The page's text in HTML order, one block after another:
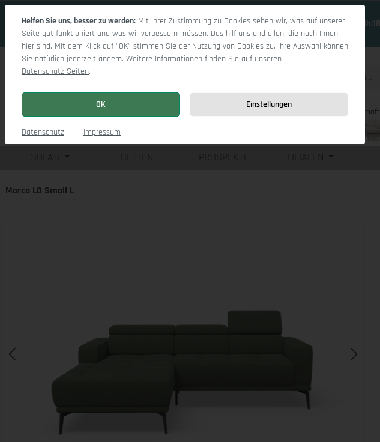
17 Tage 18h:18m:16s
Wohnlandschaft
BETTEN PROSPEKTE FILIALEN
Marco LO Small L
Helfen Sie uns, besser zu werden: Mit Ihrer Zustimmung zu Cookies sehen wir, was auf unserer
Seite gut funktioniert und was wir verbessern müssen. Das hilf uns und allen, die nach Ihnen
hier sind. Mit dem Klick auf "OK" stimmen Sie der Nutzung von Cookies zu. Ihre Auswahl können
Sie natürlich jederzeit ändern. Weitere Informationen finden Sie auf unseren
Datenschutz-Seiten.
OK Einstellungen
Datenschutz Impressum